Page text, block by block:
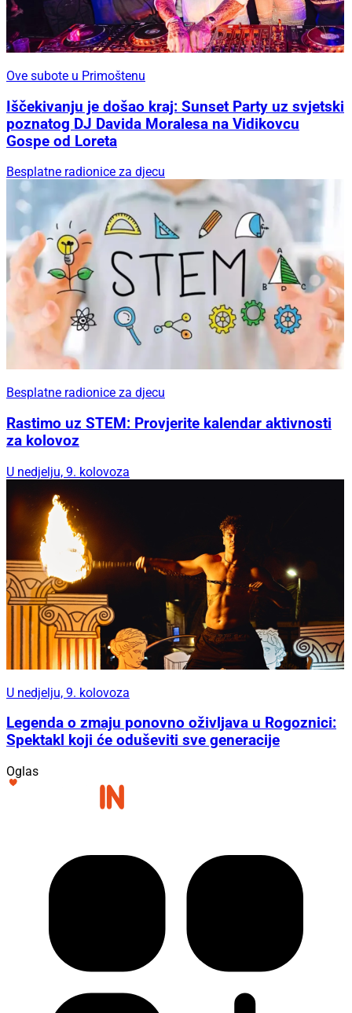
Ove subote u Primoštenu
Iščekivanju je došao kraj: Sunset Party uz svjetski
poznatog DJ Davida Moralesa na Vidikovcu
Gospe od Loreta
Besplatne radionice za djecu
Besplatne radionice za djecu
Rastimo uz STEM: Provjerite kalendar aktivnosti
za kolovoz
U nedjelju, 9. kolovoza
U nedjelju, 9. kolovoza
Legenda o zmaju ponovno oživljava u Rogoznici:
Spektakl koji će oduševiti sve generacije
Oglas